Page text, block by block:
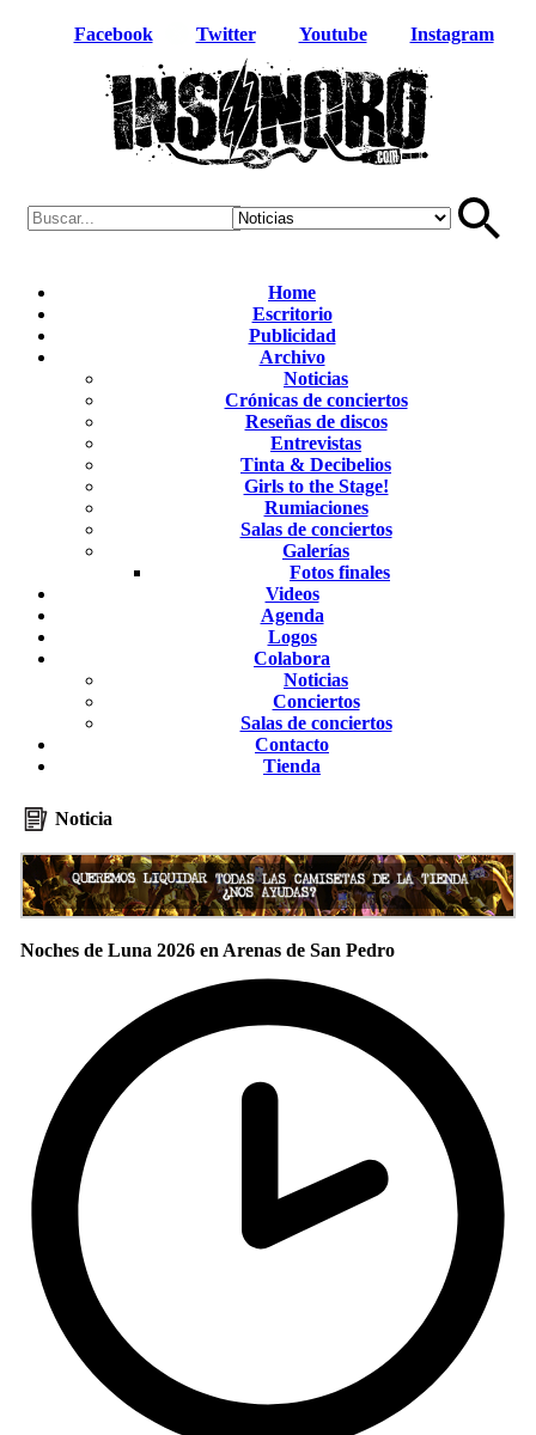
Facebook Twitter Youtube Instagram
Home
Escritorio
Publicidad
Archivo
Noticias
Crónicas de conciertos
Reseñas de discos
Entrevistas
Tinta & Decibelios
Girls to the Stage!
Rumiaciones
Salas de conciertos
Galerías
Fotos finales
Videos
Agenda
Logos
Colabora
Noticias
Conciertos
Salas de conciertos
Contacto
Tienda
Noticia
Noches de Luna 2026 en Arenas de San Pedro